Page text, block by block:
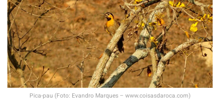
Pica-pau (Foto: Evandro Marques – www.coisasdaroca.com)